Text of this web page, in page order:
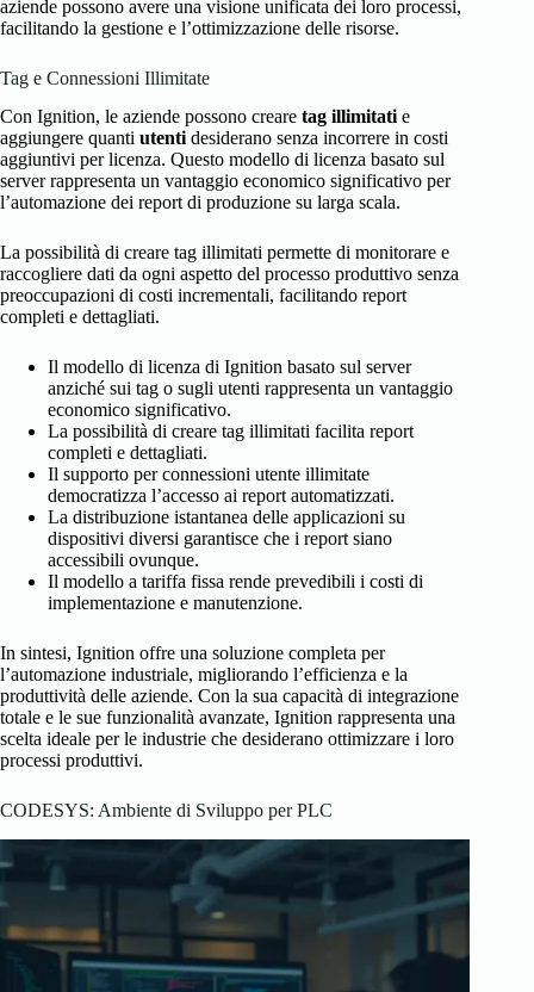
aziende possono avere una visione unificata dei loro processi,
facilitando la gestione e l’ottimizzazione delle risorse.
Tag e Connessioni Illimitate
Con Ignition, le aziende possono creare tag illimitati e
aggiungere quanti utenti desiderano senza incorrere in costi
aggiuntivi per licenza. Questo modello di licenza basato sul
server rappresenta un vantaggio economico significativo per
l’automazione dei report di produzione su larga scala.
La possibilità di creare tag illimitati permette di monitorare e
raccogliere dati da ogni aspetto del processo produttivo senza
preoccupazioni di costi incrementali, facilitando report
completi e dettagliati.
Il modello di licenza di Ignition basato sul server
anziché sui tag o sugli utenti rappresenta un vantaggio
economico significativo.
La possibilità di creare tag illimitati facilita report
completi e dettagliati.
Il supporto per connessioni utente illimitate
democratizza l’accesso ai report automatizzati.
La distribuzione istantanea delle applicazioni su
dispositivi diversi garantisce che i report siano
accessibili ovunque.
Il modello a tariffa fissa rende prevedibili i costi di
implementazione e manutenzione.
In sintesi, Ignition offre una soluzione completa per
l’automazione industriale, migliorando l’efficienza e la
produttività delle aziende. Con la sua capacità di integrazione
totale e le sue funzionalità avanzate, Ignition rappresenta una
scelta ideale per le industrie che desiderano ottimizzare i loro
processi produttivi.
CODESYS: Ambiente di Sviluppo per PLC